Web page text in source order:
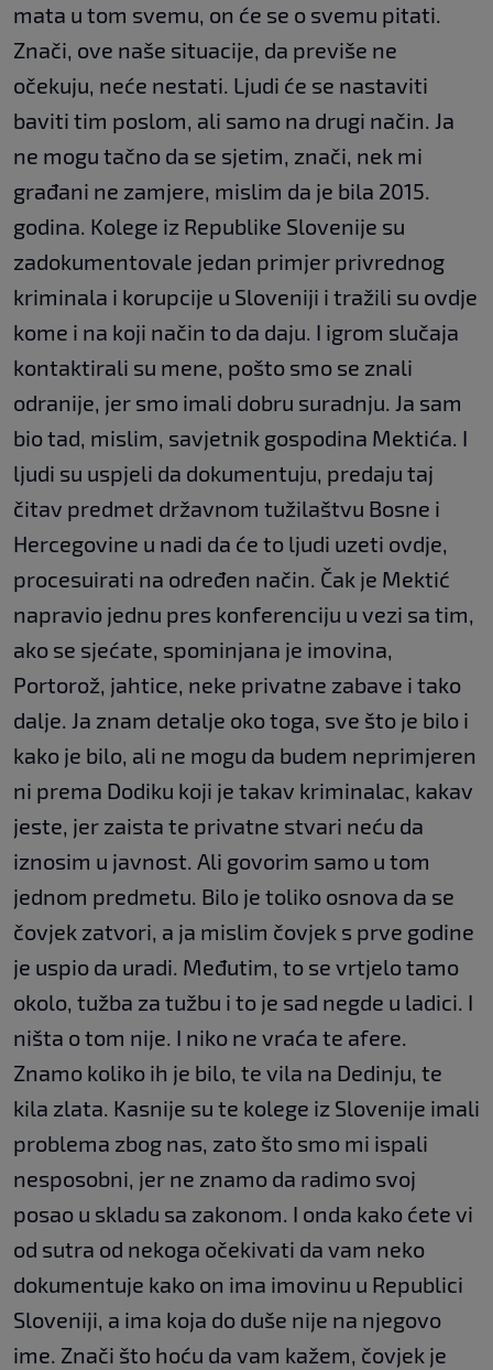
mata u tom svemu, on će se o svemu pitati.
Znači, ove naše situacije, da previše ne
očekuju, neće nestati. Ljudi će se nastaviti
baviti tim poslom, ali samo na drugi način. Ja
ne mogu tačno da se sjetim, znači, nek mi
građani ne zamjere, mislim da je bila 2015.
godina. Kolege iz Republike Slovenije su
zadokumentovale jedan primjer privrednog
kriminala i korupcije u Sloveniji i tražili su ovdje
kome i na koji način to da daju. I igrom slučaja
kontaktirali su mene, pošto smo se znali
odranije, jer smo imali dobru suradnju. Ja sam
bio tad, mislim, savjetnik gospodina Mektića. I
ljudi su uspjeli da dokumentuju, predaju taj
čitav predmet državnom tužilaštvu Bosne i
Hercegovine u nadi da će to ljudi uzeti ovdje,
procesuirati na određen način. Čak je Mektić
napravio jednu pres konferenciju u vezi sa tim,
ako se sjećate, spominjana je imovina,
Portorož, jahtice, neke privatne zabave i tako
dalje. Ja znam detalje oko toga, sve što je bilo i
kako je bilo, ali ne mogu da budem neprimjeren
ni prema Dodiku koji je takav kriminalac, kakav
jeste, jer zaista te privatne stvari neću da
iznosim u javnost. Ali govorim samo u tom
jednom predmetu. Bilo je toliko osnova da se
čovjek zatvori, a ja mislim čovjek s prve godine
je uspio da uradi. Međutim, to se vrtjelo tamo
okolo, tužba za tužbu i to je sad negde u ladici. I
ništa o tom nije. I niko ne vraća te afere.
Znamo koliko ih je bilo, te vila na Dedinju, te
kila zlata. Kasnije su te kolege iz Slovenije imali
problema zbog nas, zato što smo mi ispali
nesposobni, jer ne znamo da radimo svoj
posao u skladu sa zakonom. I onda kako ćete vi
od sutra od nekoga očekivati da vam neko
dokumentuje kako on ima imovinu u Republici
Sloveniji, a ima koja do duše nije na njegovo
ime. Znači što hoću da vam kažem, čovjek je